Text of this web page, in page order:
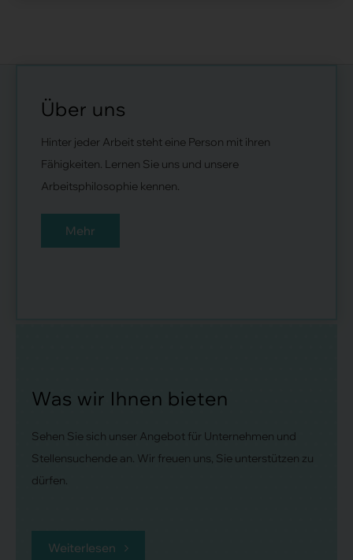
Über uns
Hinter jeder Arbeit steht eine Person mit ihren
Fähigkeiten. Lernen Sie uns und unsere
Arbeitsphilosophie kennen.
Mehr
Was wir Ihnen bieten
Sehen Sie sich unser Angebot für Unternehmen und
Stellensuchende an. Wir freuen uns, Sie unterstützen zu
dürfen.
Weiterlesen